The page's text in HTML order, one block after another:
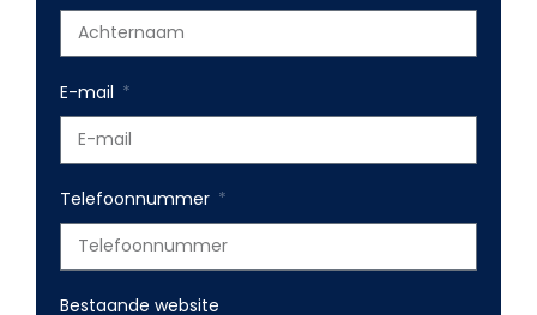
E-mail
Telefoonnummer
Bestaande website